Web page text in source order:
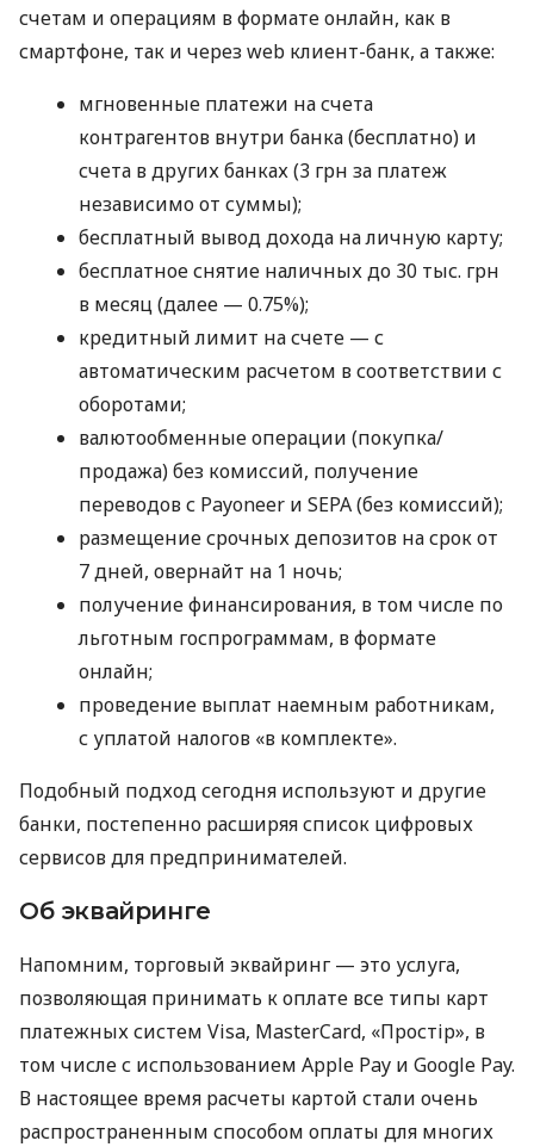
счетам и операциям в формате онлайн, как в
смартфоне, так и через web клиент-банк, а также:
мгновенные платежи на счета
контрагентов внутри банка (бесплатно) и
счета в других банках (3 грн за платеж
независимо от суммы);
бесплатный вывод дохода на личную карту;
бесплатное снятие наличных до 30 тыс. грн
в месяц (далее — 0.75%);
кредитный лимит на счете — с
автоматическим расчетом в соответствии с
оборотами;
валютообменные операции (покупка/
продажа) без комиссий, получение
переводов с Payoneer и SEPA (без комиссий);
размещение срочных депозитов на срок от
7 дней, овернайт на 1 ночь;
получение финансирования, в том числе по
льготным госпрограммам, в формате
онлайн;
проведение выплат наемным работникам,
с уплатой налогов «в комплекте».
Подобный подход сегодня используют и другие
банки, постепенно расширяя список цифровых
сервисов для предпринимателей.
Об эквайринге
Напомним, торговый эквайринг — это услуга,
позволяющая принимать к оплате все типы карт
платежных систем Visa, MasterCard, «Простір», в
том числе с использованием Apple Pay и Google Pay.
В настоящее время расчеты картой стали очень
распространенным способом оплаты для многих